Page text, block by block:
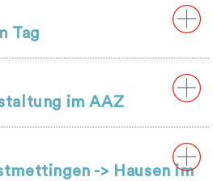
Tag
im AAZ
-> Hausen im